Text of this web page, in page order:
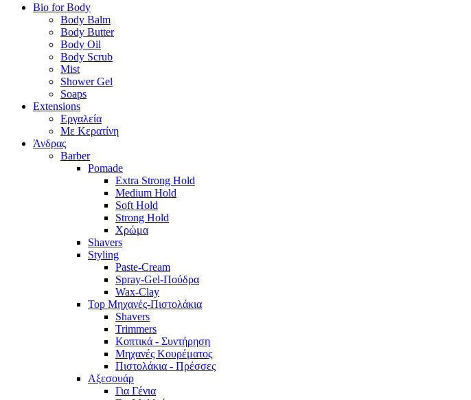
Bio for Body
Body Balm
Body Butter
Body Oil
Body Scrub
Mist
Shower Gel
Soaps
Extensions
Εργαλεία
Με Κερατίνη
Άνδρας
Barber
Pomade
Extra Strong Hold
Medium Hold
Soft Hold
Strong Hold
Χρώμα
Shavers
Styling
Paste-Cream
Spray-Gel-Πούδρα
Wax-Clay
Top Μηχανές-Πιστολάκια
Shavers
Trimmers
Κοπτικά - Συντήρηση
Μηχανές Κουρέματος
Πιστολάκια - Πρέσσες
Αξεσουάρ
Για Γένια